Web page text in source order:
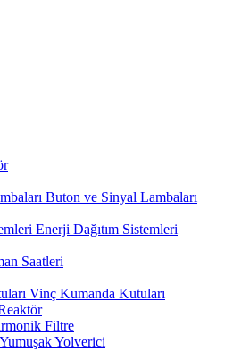
Buton ve Sinyal Lambaları
Enerji Dağıtım Sistemleri
Saatleri
Vinç Kumanda Kutuları
Filtre
Yumuşak Yolverici